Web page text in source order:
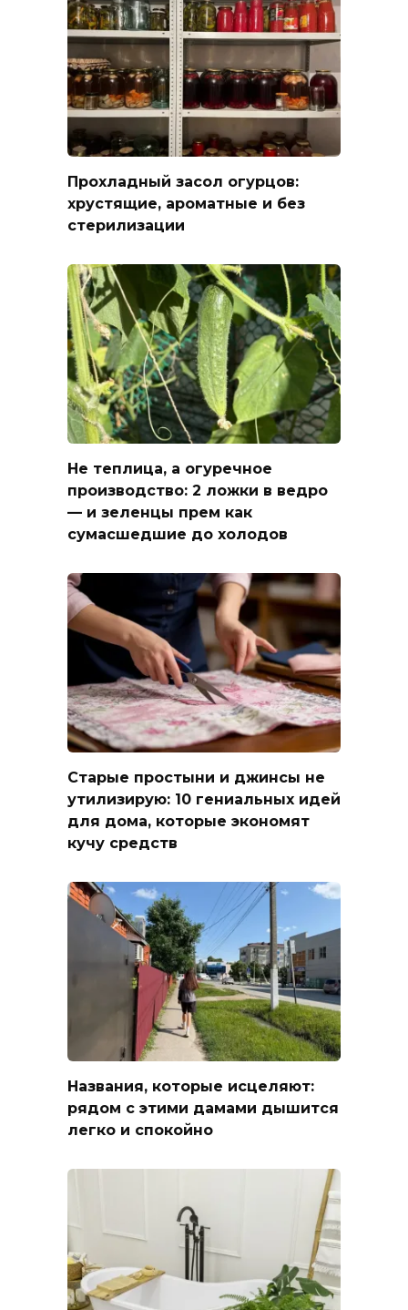
Прохладный засол огурцов:
хрустящие, ароматные и без
стерилизации
Не теплица, а огуречное
производство: 2 ложки в ведро
— и зеленцы прем как
сумасшедшие до холодов
Старые простыни и джинсы не
утилизирую: 10 гениальных идей
для дома, которые экономят
кучу средств
Названия, которые исцеляют:
рядом с этими дамами дышится
легко и спокойно